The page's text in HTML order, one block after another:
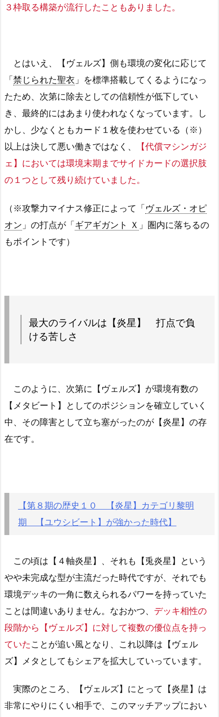
３枠取る構築が流行したこともありました。
とはいえ、【ヴェルズ】側も環境の変化に応じて
「 禁じられた聖衣 」を標準搭載してくるようになっ
たため、次第に除去としての信頼性が低下してい
き、最終的にはあまり使われなくなっています。し
かし、少なくともカード１枚を使わせている（※）
以上は決して悪い働きではなく、
【代償マシンガジ
ェ】においては環境末期までサイドカードの選択肢
の１つとして残り続けていました。
（※攻撃力マイナス修正によって「 ヴェルズ・オピ
オン 」の打点が「 ギアギガント Ｘ 」圏内に落ちるの
もポイントです）
最大のライバルは【炎星】 打点で負
ける苦しさ
このように、次第に【ヴェルズ】が環境有数の
【メタビート】としてのポジションを確立していく
中、その障害として立ち塞がったのが【炎星】の存
在です。
【第８期の歴史１０ 【炎星】カテゴリ黎明
期 【ユウシビート】が強かった時代】
この頃は【４軸炎星】、それも【兎炎星】という
やや未完成な型が主流だった時代ですが、それでも
環境デッキの一角に数えられるパワーを持っていた
ことは間違いありません。なおかつ、 デッキ相性の
段階から【ヴェルズ】に対して複数の優位点を持っ
ていた ことが追い風となり、これ以降は【ヴェル
ズ】メタとしてもシェアを拡大していっています。
実際のところ、【ヴェルズ】にとって【炎星】は
非常にやりにくい相手で、このマッチアップにおい